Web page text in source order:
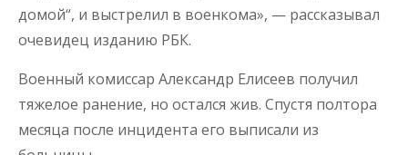
домой“, и выстрелил в военкома», — рассказывал
очевидец изданию РБК.
Военный комиссар Александр Елисеев получил
тяжелое ранение, но остался жив. Спустя полтора
месяца после инцидента его выписали из